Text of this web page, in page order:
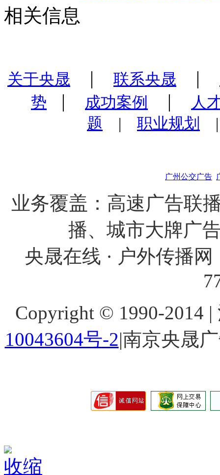
相关信息
关于央晟 | 联系央晟 |
势
| 成功案例 |
人
题 | 职业规划
广州公交广告
业务覆盖：高速广告联
播、城市大牌广
央晟在线 · 户外传播
Copyright © 1990-2014
10043604号-2|南京央晟
收缩